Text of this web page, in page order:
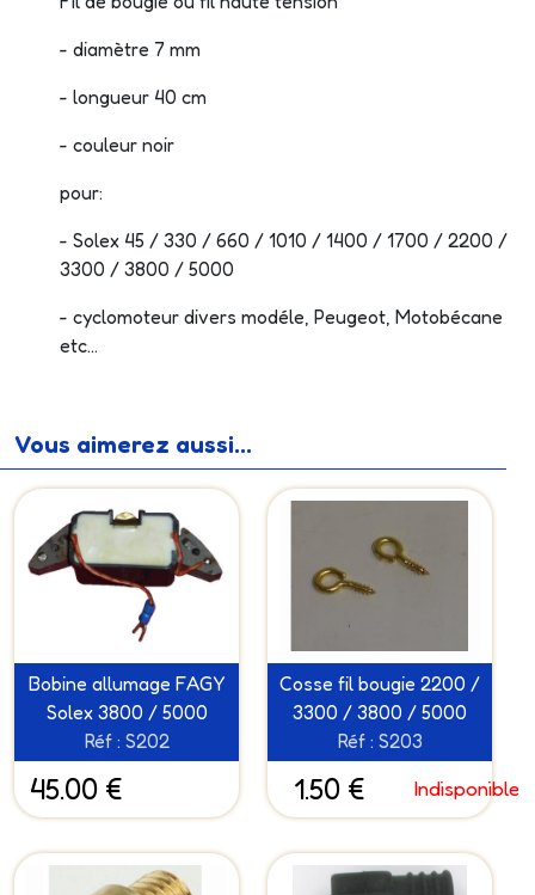
- diamètre 7 mm
- longueur 40 cm
- couleur noir
pour:
- Solex 45 / 330 / 660 / 1010 / 1400 / 1700 / 2200 /
3300 / 3800 / 5000
- cyclomoteur divers modéle, Peugeot, Motobécane
etc...
Vous aimerez aussi...
Bobine allumage FAGY
Solex 3800 / 5000
Réf : S202
45.00 €
Cosse fil bougie 2200 /
3300 / 3800 / 5000
Réf : S203
1.50 € Indisponible